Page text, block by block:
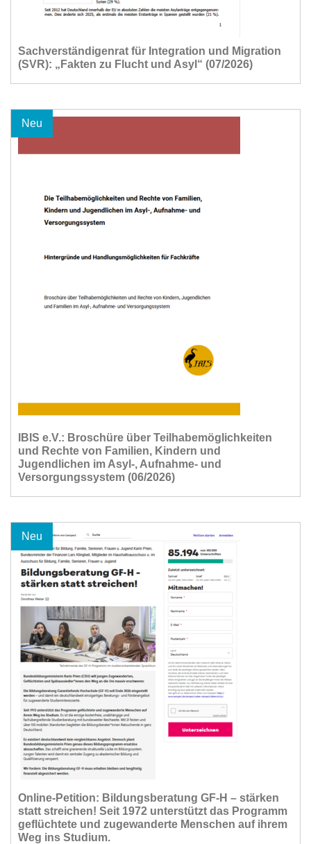
Sachverständigenrat für Integration und Migration
(SVR): „Fakten zu Flucht und Asyl“ (07/2026)
Neu
IBIS e.V.: Broschüre über Teilhabemöglichkeiten
und Rechte von Familien, Kindern und
Jugendlichen im Asyl-, Aufnahme- und
Versorgungssystem (06/2026)
Neu
Online-Petition: Bildungsberatung GF-H – stärken
statt streichen! Seit 1972 unterstützt das Programm
geflüchtete und zugewanderte Menschen auf ihrem
Weg ins Studium.